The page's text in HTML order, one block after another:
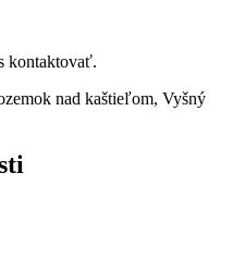
kontaktovať.
nad kaštieľom, Vyšný